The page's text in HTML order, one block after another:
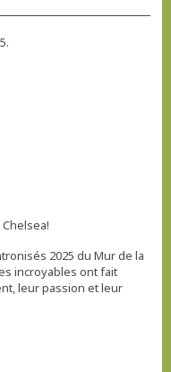
2025 du Mur de la
incroyables ont fait
leur passion et leur